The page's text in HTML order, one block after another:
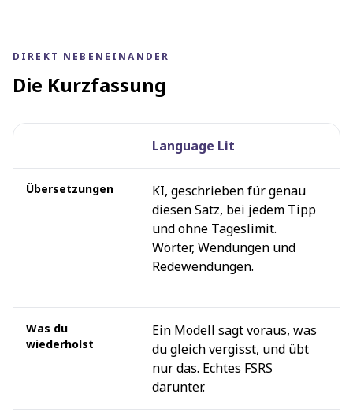
DIREKT NEBENEINANDER
Die Kurzfassung
Language Lit
Übersetzungen
KI, geschrieben für genau
diesen Satz, bei jedem Tipp
und ohne Tageslimit.
Wörter, Wendungen und
Redewendungen.
Was du
wiederholst
Ein Modell sagt voraus, was
du gleich vergisst, und übt
nur das. Echtes FSRS
darunter.